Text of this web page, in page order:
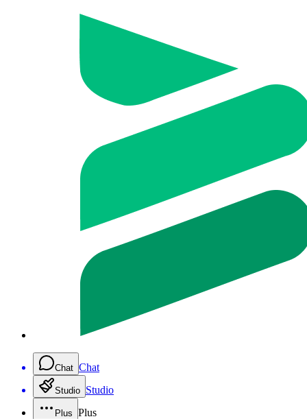
Chat Chat
Studio Studio
Plus Plus